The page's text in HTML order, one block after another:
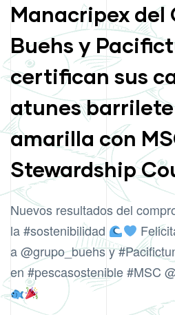
Manacripex del
Buehs y
certifican sus
atunes
amarilla con
Stewardship
Nuevos resultados del
la#sostenibilidad
a@grupo_buehsy
en#pescasostenible#MSC